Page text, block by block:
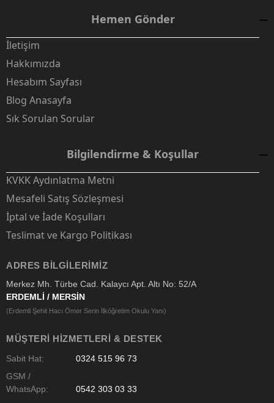
Hemen Gönder
İletişim
Hakkımızda
Hesabım Sayfası
Blog Anasayfa
Sık Sorulan Sorular
Bilgilendirme & Koşullar
KVKK Aydınlatma Metni
Mesafeli Satış Sözleşmesi
İptal ve İade Koşulları
Teslimat ve Kargo Politikası
ADRES BILGILERIMIZ
Merkez Mh. Türbe Cad. Kalaycı Apt. Altı No: 52/A
ERDEMLİ / MERSİN
(Erdemli Şehit Hacı Ömer Serin İlköğretim Okulu Yanı)
MÜŞTERI HIZMETLERI & DESTEK
Sabit Hat:
0324 515 96 73
GSM /
WhatsApp:
0542 303 03 33